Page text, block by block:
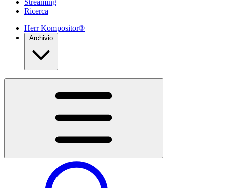
Ricerca
Herr Kompositor®
Archivio